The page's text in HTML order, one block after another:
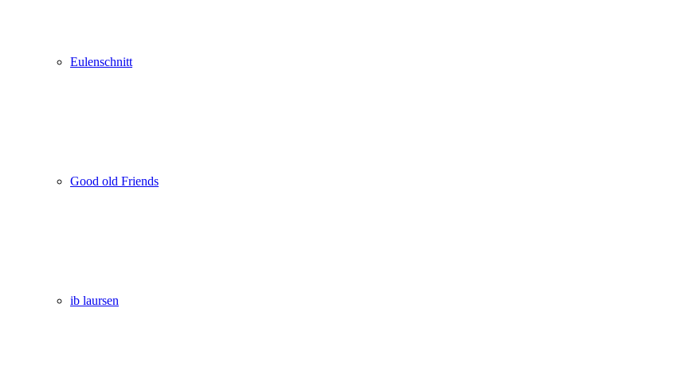
Eulenschnitt
Good old Friends
ib laursen